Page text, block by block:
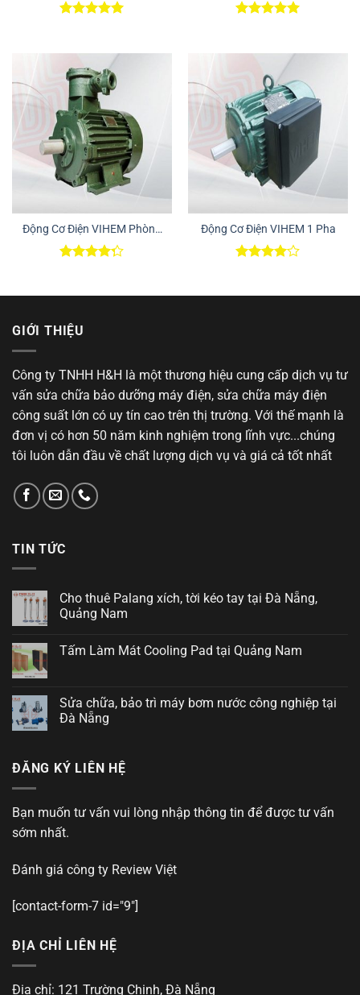
5 sao
5 sao
Động Cơ Điện VIHEM Phòng
Nổ
5 sao
Động Cơ Điện VIHEM 1 Pha
4.005
GIỚI THIỆU
Công ty TNHH H&H là một thương hiệu cung cấp dịch vụ tư
vấn sửa chữa bảo dưỡng máy điện, sửa chữa máy điện
công suất lớn có uy tín cao trên thị trường. Với thế mạnh là
đơn vị có hơn 50 năm kinh nghiệm trong lĩnh vực...chúng
tôi luôn dẫn đầu về chất lượng dịch vụ và giá cả tốt nhất
TIN TỨC
Cho thuê Palang xích, tời kéo tay tại Đà Nẵng,
Quảng Nam
Tấm Làm Mát Cooling Pad tại Quảng Nam
Sửa chữa, bảo trì máy bơm nước công nghiệp tại
Đà Nẵng
ĐĂNG KÝ LIÊN HỆ
Bạn muốn tư vấn vui lòng nhập thông tin để được tư vấn
sớm nhất.
Đánh giá công ty Review Việt
[contact-form-7 id="9"]
ĐỊA CHỈ LIÊN HỆ
Địa chỉ: 121 Trường Chinh, Đà Nẵng